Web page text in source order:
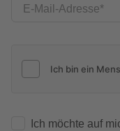
E-Mail-Adresse
Ich möchte auf